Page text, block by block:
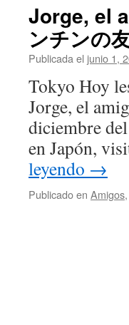
Jorge, el
ンチンの
Publicada el junio 1,
Tokyo Hoy
Jorge, el
diciembre
en Japón,
leyendo →
Publicado en Amigos,